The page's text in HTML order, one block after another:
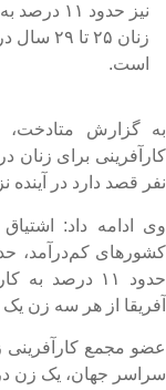
نیز حدود
است.
گزارش
قصد دارد در آینده
ادامه داد: اشتیاق
حدود ۱۱ درصد
از هر سه زن یک
جهان، یک زن